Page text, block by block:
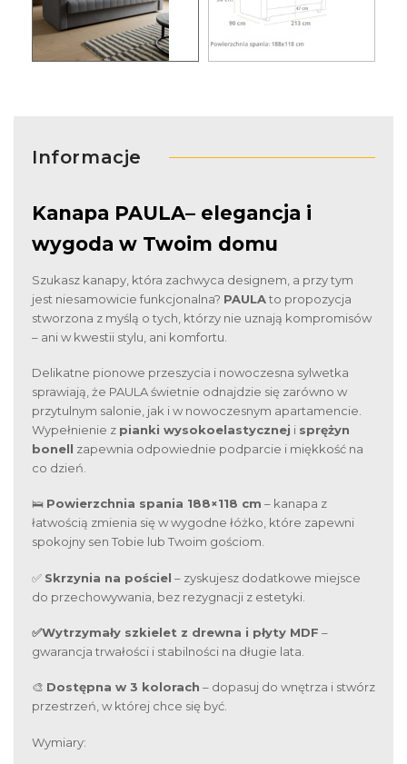
Informacje
Kanapa PAULA– elegancja i
wygoda w Twoim domu
Szukasz kanapy, która zachwyca designem, a przy tym
jest niesamowicie funkcjonalna? PAULAto propozycja
stworzona z myślą o tych, którzy nie uznają kompromisów
– ani w kwestii stylu, ani komfortu.
Delikatne pionowe przeszycia i nowoczesna sylwetka
sprawiają, że PAULA świetnie odnajdzie się zarówno w
przytulnym salonie, jak i w nowoczesnym apartamencie.
Wypełnienie z pianki wysokoelastycznej i sprężyn
bonell zapewnia odpowiednie podparcie i miękkość na
co dzień.
🛌 Powierzchnia spania 188×118 cm – kanapa z
łatwością zmienia się w wygodne łóżko, które zapewni
spokojny sen Tobie lub Twoim gościom.
✅ Skrzynia na pościel – zyskujesz dodatkowe miejsce
do przechowywania, bez rezygnacji z estetyki.
✅Wytrzymały szkielet z drewna i płyty MDF –
gwarancja trwałości i stabilności na długie lata.
🎨 Dostępna w 3 kolorach – dopasuj do wnętrza i stwórz
przestrzeń, w której chce się być.
Wymiary: